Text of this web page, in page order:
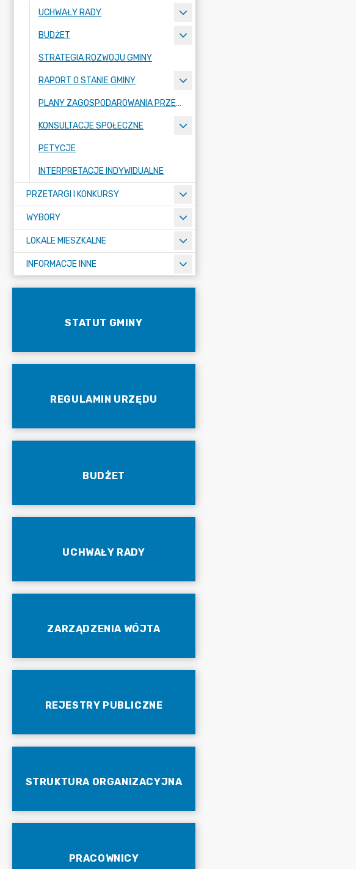
UCHWAŁY RADY
BUDŻET
STRATEGIA ROZWOJU GMINY
RAPORT O STANIE GMINY
PLANY ZAGOSPODAROWANIA PRZESTRZENNEGO
KONSULTACJE SPOŁECZNE
PETYCJE
INTERPRETACJE INDYWIDUALNE
PRZETARGI I KONKURSY
WYBORY
LOKALE MIESZKALNE
INFORMACJE INNE
STATUT GMINY
REGULAMIN URZĘDU
BUDŻET
UCHWAŁY RADY
ZARZĄDZENIA WÓJTA
REJESTRY PUBLICZNE
STRUKTURA ORGANIZACYJNA
PRACOWNICY